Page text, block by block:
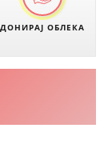
ДОНИРАЈ ОБЛЕКА